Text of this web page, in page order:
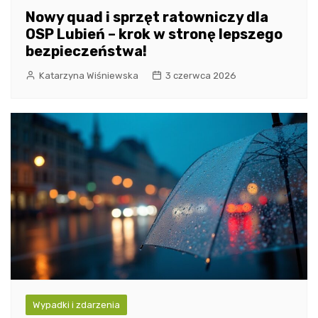
Nowy quad i sprzęt ratowniczy dla
OSP Lubień – krok w stronę lepszego
bezpieczeństwa!
Katarzyna Wiśniewska 3 czerwca 2026
Wypadki i zdarzenia